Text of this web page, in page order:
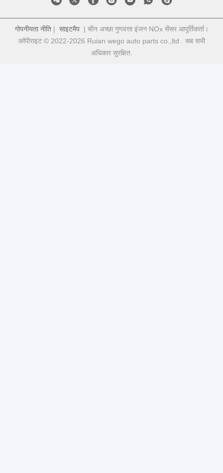
गोपनीयता नीति| साइटमैप| चीन अच्छा गुणवत्ता इंजन NOx सेंसर आपूर्तिकर्ता।
कॉपीराइट © 2022-2026 Ruian wego auto parts co.,ltd . सब सभी
अधिकार सुरक्षित.